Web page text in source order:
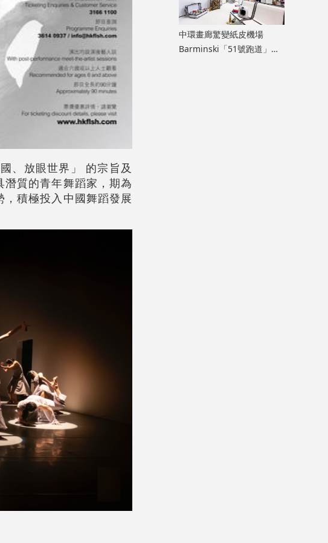
、放眼世界」 的宗旨及
質的青年舞蹈家，期為
積極投入中國舞蹈發展
中環畫廊驚變紙皮機場
Barminski「51號跑道」用